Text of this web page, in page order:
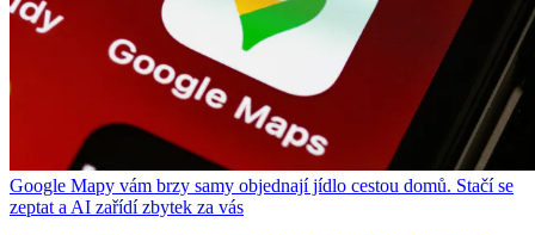
Google Mapy vám brzy samy objednají jídlo cestou domů. Stačí se
zeptat a AI zařídí zbytek za vás